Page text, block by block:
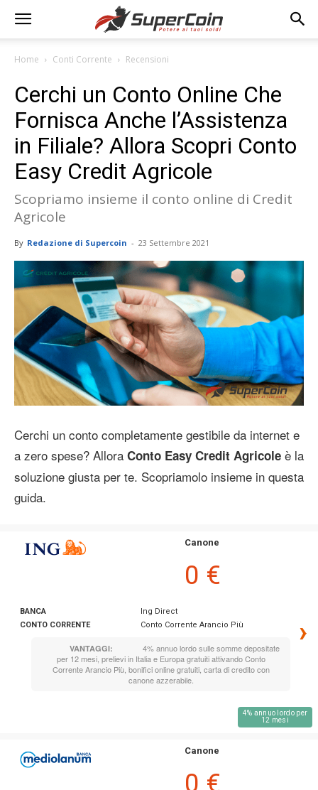
Home Conti Corrente Recensioni
Cerchi un Conto Online Che
Fornisca Anche l’Assistenza
in Filiale? Allora Scopri Conto
Easy Credit Agricole
Scopriamo insieme il conto online di Credit
Agricole
By Redazione di Supercoin - 23 Settembre 2021
Cerchi un conto completamente gestibile da internet e
a zero spese? Allora Conto Easy Credit Agricole è la
soluzione giusta per te. Scopriamolo insieme in questa
guida.
BANCA
Ing Direct
CONTO CORRENTE
Conto Corrente Arancio Più
VANTAGGI:
4% annuo lordo sulle somme depositate
per 12 mesi, prelievi in Italia e Europa gratuiti attivando Conto
Corrente Arancio Più, bonifici online gratuiti, carta di credito con
canone azzerabile.
Canone
0 €
›
4% annuo lordo per
12 mesi
Canone
0 €